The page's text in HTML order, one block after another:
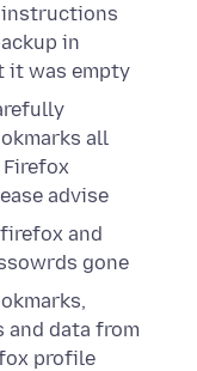
in
it was empty
all
advise
and
gone
and data from
profile